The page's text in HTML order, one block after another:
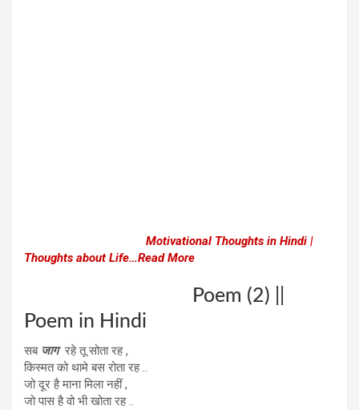
Motivational Thoughts in Hindi |
Thoughts about Life…Read More
Poem (2) ||
Poem in Hindi
सब जागरहे तू सोता रह ,
किस्मत को थामे बस रोता रह ..
जो दूर है माना मिला नहीं ,
जो पास है वो भी खोता रह ..